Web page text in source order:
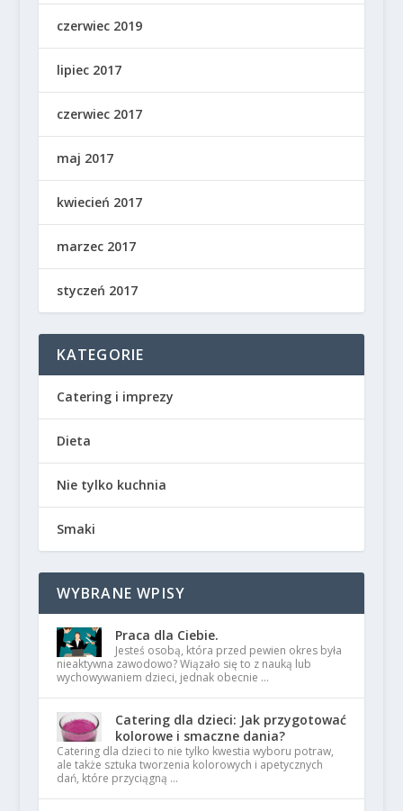
czerwiec 2019
lipiec 2017
czerwiec 2017
maj 2017
kwiecień 2017
marzec 2017
styczeń 2017
KATEGORIE
Catering i imprezy
Dieta
Nie tylko kuchnia
Smaki
WYBRANE WPISY
Praca dla Ciebie.
Jesteś osobą, która przed pewien okres była
nieaktywna zawodowo? Wiązało się to z nauką lub
wychowywaniem dzieci, jednak obecnie …
Catering dla dzieci: Jak przygotować
kolorowe i smaczne dania?
Catering dla dzieci to nie tylko kwestia wyboru potraw,
ale także sztuka tworzenia kolorowych i apetycznych
dań, które przyciągną …